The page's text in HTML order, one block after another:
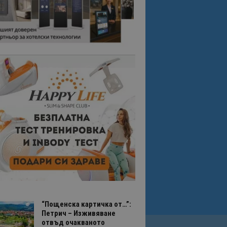
“Пощенска картичка от…”:
Петрич – Изживяване
отвъд очакваното